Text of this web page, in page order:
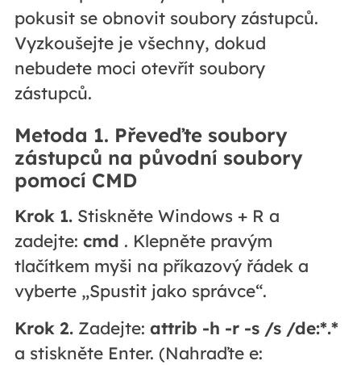
pokusit se obnovit soubory zástupců.
Vyzkoušejte je všechny, dokud
nebudete moci otevřít soubory
zástupců.
Metoda 1. Převeďte soubory
zástupců na původní soubory
pomocí CMD
Krok 1.Stiskněte Windows + R a
zadejte: cmd . Klepněte pravým
tlačítkem myši na příkazový řádek a
vyberte „Spustit jako správce“.
Krok 2.Zadejte: attrib -h -r -s /s /de:*.*
a stiskněte Enter. (Nahraďte e: